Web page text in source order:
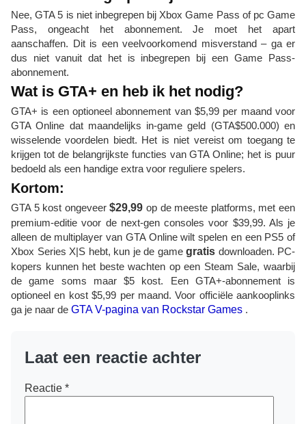
Nee, GTA 5 is niet inbegrepen bij Xbox Game Pass of pc Game
Pass, ongeacht het abonnement. Je moet het apart
aanschaffen. Dit is een veelvoorkomend misverstand – ga er
dus niet vanuit dat het is inbegrepen bij een Game Pass-
abonnement.
Wat is GTA+ en heb ik het nodig?
GTA+ is een optioneel abonnement van $5,99 per maand voor
GTA Online dat maandelijks in-game geld (GTA$500.000) en
wisselende voordelen biedt. Het is niet vereist om toegang te
krijgen tot de belangrijkste functies van GTA Online; het is puur
bedoeld als een handige extra voor reguliere spelers.
Kortom:
GTA 5 kost ongeveer$29,99 op de meeste platforms, met een
premium-editie voor de next-gen consoles voor $39,99. Als je
alleen de multiplayer van GTA Online wilt spelen en een PS5 of
Xbox Series X|S hebt, kun je de game gratis downloaden. PC-
kopers kunnen het beste wachten op een Steam Sale, waarbij
de game soms maar $5 kost. Een GTA+-abonnement is
optioneel en kost $5,99 per maand. Voor officiële aankooplinks
ga je naar de GTA V-pagina van Rockstar Games .
Laat een reactie achter
Reactie *